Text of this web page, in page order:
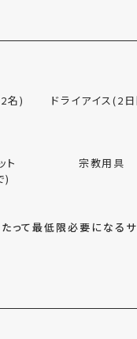
名) ドライアイス(2
ト
)
宗教用具
って最低限必要になるサ